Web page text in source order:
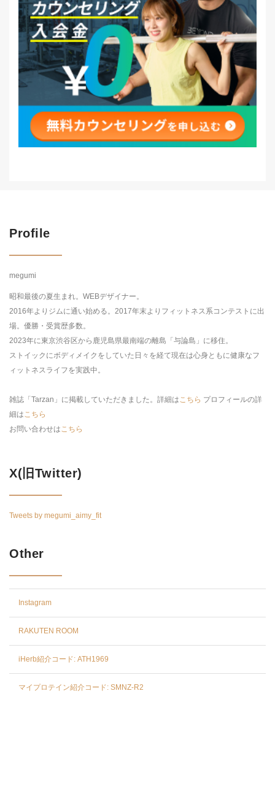
Profile
megumi
昭和最後の夏生まれ。WEBデザイナー。
2016年よりジムに通い始める。2017年末よりフィットネス系コンテストに出
場。優勝・受賞歴多数。
2023年に東京渋谷区から鹿児島県最南端の離島「与論島」に移住。
ストイックにボディメイクをしていた日々を経て現在は心身ともに健康なフ
ィットネスライフを実践中。
雑誌「Tarzan」に掲載していただきました。詳細はこちら プロフィールの詳
細はこちら
お問い合わせはこちら
X(旧Twitter)
Tweets by megumi_aimy_fit
Other
Instagram
RAKUTEN ROOM
iHerb紹介コード: ATH1969
マイプロテイン紹介コード: SMNZ-R2